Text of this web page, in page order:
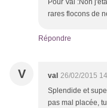
Pour Val :Non
rares flocons de
Répondre
V val 26/02/2015
Splendide et
pas mal placée,